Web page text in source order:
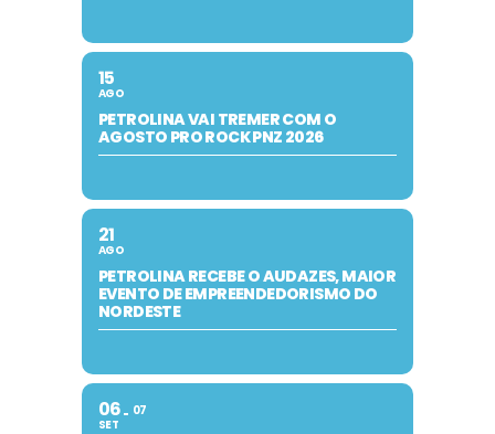
15
AGO
PETROLINA VAI TREMER COM O
AGOSTO PRO ROCK PNZ 2026
21
AGO
PETROLINA RECEBE O AUDAZES, MAIOR
EVENTO DE EMPREENDEDORISMO DO
NORDESTE
06
SET
07